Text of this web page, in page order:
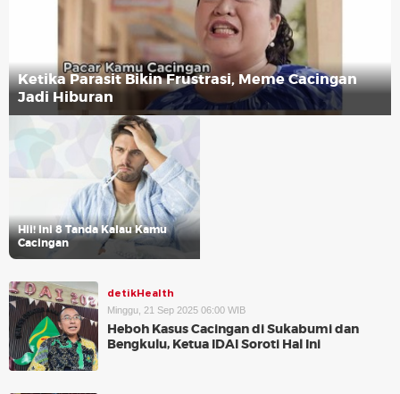
Ketika Parasit Bikin Frustrasi, Meme Cacingan
Jadi Hiburan
Hii! Ini 8 Tanda Kalau Kamu
Cacingan
detikHealth
Minggu, 21 Sep 2025 06:00 WIB
Heboh Kasus Cacingan di Sukabumi dan
Bengkulu, Ketua IDAI Soroti Hal Ini